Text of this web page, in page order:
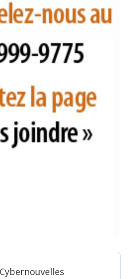
Cybernouvelles